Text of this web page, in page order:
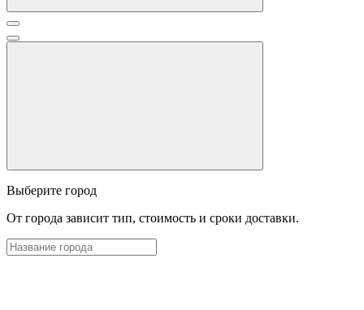
Выберите город
От города зависит тип, стоимость и сроки доставки.